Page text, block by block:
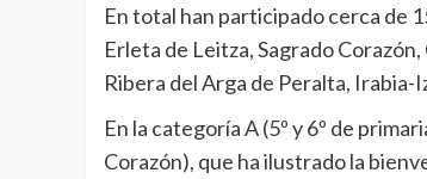
En total han participado cerca de
Erleta de Leitza, Sagrado
Ribera del Arga de Peralta, Irabia-
En la categoría A (5º y 6º de
Corazón), que ha ilustrado la